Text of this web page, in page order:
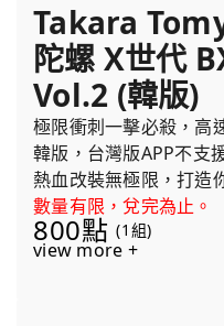
Takara
陀螺 X世代
Vol.2 (韓版)
極限衝刺一擊必殺，高
韓版，台灣版APP不支
熱血改裝無極限，打造
數量有限，兌完為止。
800點 (1組)
view more +